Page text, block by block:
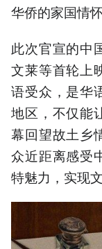
华侨的家国情
此次官宣的中
文莱等首轮上
语受众，是华
地区，不仅能
幕回望故土乡
众近距离感受
特魅力，实现